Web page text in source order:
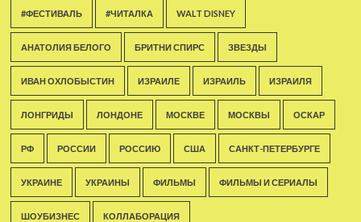
#ФЕСТИВАЛЬ #ЧИТАЛКА WALT DISNEY
АНАТОЛИЯ БЕЛОГО БРИТНИ СПИРС ЗВЕЗДЫ
ИВАН ОХЛОБЫСТИН ИЗРАИЛЕ ИЗРАИЛЬ ИЗРАИЛЯ
ЛОНГРИДЫ ЛОНДОНЕ МОСКВЕ МОСКВЫ ОСКАР
РФ РОССИИ РОССИЮ США САНКТ-ПЕТЕРБУРГЕ
УКРАИНЕ УКРАИНЫ ФИЛЬМЫ ФИЛЬМЫ И СЕРИАЛЫ
ШОУБИЗНЕС КОЛЛАБОРАЦИЯ